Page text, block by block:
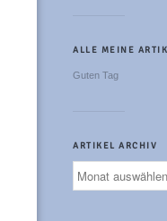
ALLE MEINE
Guten Tag
ARTIKEL ARCHIV
Artikel
Archiv